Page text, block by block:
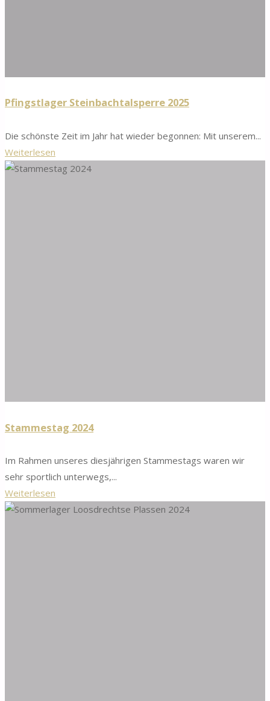
Pfingstlager Steinbachtalsperre 2025
Die schönste Zeit im Jahr hat wieder begonnen: Mit unserem...
Weiterlesen
Steinbachtalsperre
Stammestag 2024
Im Rahmen unseres diesjährigen Stammestags waren wir
sehr sportlich unterwegs,...
Weiterlesen
2024"